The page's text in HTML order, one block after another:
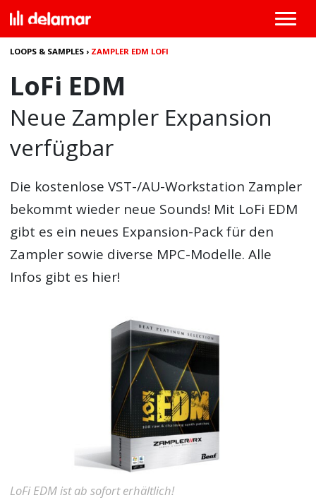
LOOPS & SAMPLES › ZAMPLER EDM LOFI
LoFi EDM
Neue Zampler Expansion
verfügbar
Die kostenlose VST-/AU-Workstation Zampler
bekommt wieder neue Sounds! Mit LoFi EDM
gibt es ein neues Expansion-Pack für den
Zampler sowie diverse MPC-Modelle. Alle
Infos gibt es hier!
LoFi EDM ist ab sofort erhältlich!